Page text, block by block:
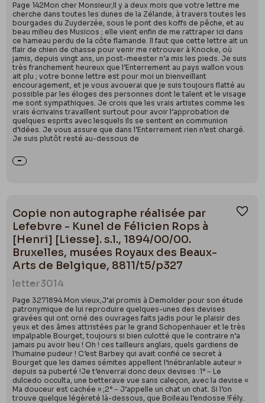
Page 142Mon cher Monsieur,Il y a deux mois que votre lettre me
cherche dans toutes les dunes de la Zélande, à travers toutes les
bourgades du Zuyderzée, sous le pont des koffs de pêche, et au
beau milieu des Musicos ; elle vient enfin de me rattraper ici dans
ce hameau perdu de la côte flamande. Il faut que cette lettre ait un
flair de chien de chasse pour venir me retrouver à Knocke, où
jamis, depuis vingt ans, un post-meester n’a mis les pieds. Je suis
très franchement heureux que l’Enterrement au pays wallon vous
ait plu ; votre bonne lettre est pour moi un bienveillant
encouragement, et je vous avouerai que je suis toujours flatté au
possible par les éloges des personnes dont le talent et le visage
me sont sympathiques. Je crois que les vrais artistes comme les
vrais écrivains travaillent surtout pour avoir l’approbation de
quelques esprits avec lesquels ils se sentent en communion
d’idées. Je vous assure que dans l’Enterrement rien n’est chargé.
Je suis plutôt resté au-dessous de
Copie non autographe réalisée par
Lefebvre - Kunel de Félicien Rops à
[Henri] [Liesse]. s.l., 1894/00/00.
Bruxelles, musées Royaux des Beaux-
Arts de Belgique, 8811/t5/p327
letter3014
Page 3271894.Mon vieux,J’ai promis à Demolder pour son étude
patronymique de lui reproduire quelques-unes des devises
gravées qui ont orné des ouvrages faits jadis pour le plaisir des
yeux et des âmes attristées par le grand Schopenhauer et le très
impalpable Bourget, toujours si bien culotté que le contraire n’a
jamais pu avoir lieu ! Oh ! ces tailleurs anglais, quels gardiens de
l’humaine pudeur ! C’est Barbey qui avait confié ce secret à
Bourget que les dames sémites appellent l’inébranlable auteur »
depuis sa puberté !Je t’enverrai donc deux devises :1° ‒ Le
dulcedo occulta, une betterave vue sans caleçon, avec la devise «
Ma douceur est cachée » ;2° ‒ J’appelle un chat un chat. Si l’on
trouve quelque légèreté là-dessous, que Boileau l’endosse !Fély.